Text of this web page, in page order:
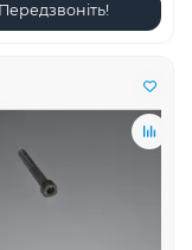
Передзвоніть!